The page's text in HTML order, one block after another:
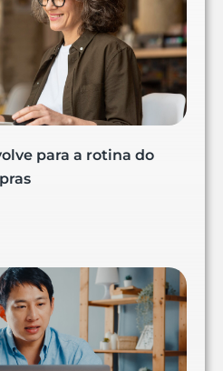
para a rotina do